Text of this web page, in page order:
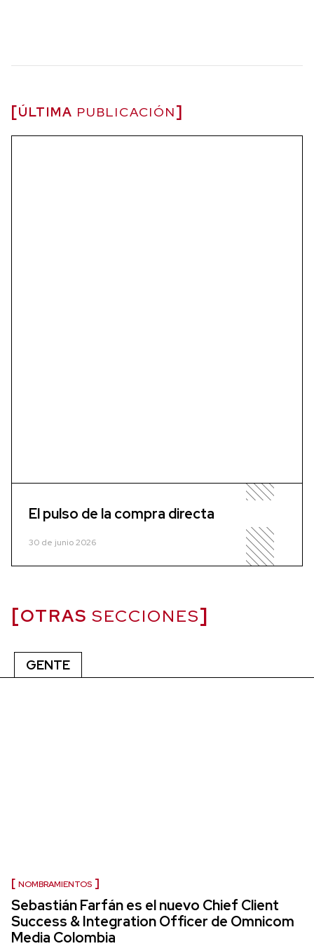
ÚLTIMA PUBLICACIÓN
El pulso de la compra directa
30 de junio 2026
OTRAS SECCIONES
GENTE
NOMBRAMIENTOS
Sebastián Farfán es el nuevo Chief Client
Success & Integration Officer de Omnicom
Media Colombia